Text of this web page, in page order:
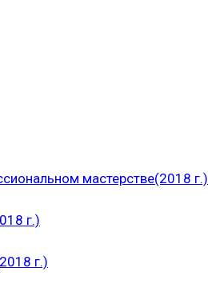
мастерстве(2018 г.)
г.)
г.)